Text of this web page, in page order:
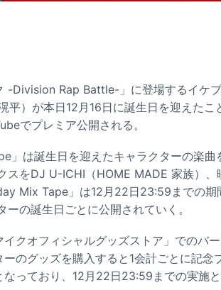
-Division Rap Battle-」に登場するイケ
平）が本日12月16日に誕生日を迎えた
でプレミア公開される。
」は誕生日を迎えたキャラクターの楽
スをDJ U-ICHI（HOME MADE 家族）
Mix Tape」は12月22日23:59までの
ーの誕生日ごとに公開されていく。
イクオフィシャルグッズストア」でのバ
ーのグッズを購入すると1会計ごとに記
っており、12月22日23:59までの実施と